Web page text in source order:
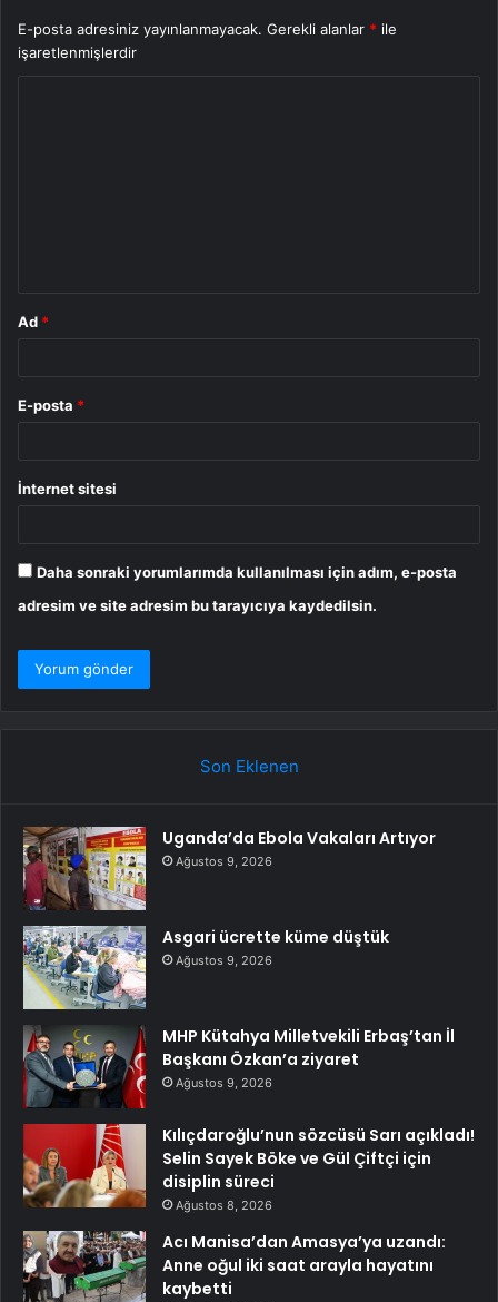
E-posta adresiniz yayınlanmayacak. Gerekli alanlar * ile
işaretlenmişlerdir
Ad *
E-posta *
İnternet sitesi
Daha sonraki yorumlarımda kullanılması için adım, e-posta
adresim ve site adresim bu tarayıcıya kaydedilsin.
Son Eklenen
Uganda’da Ebola Vakaları Artıyor
Ağustos 9, 2026
Asgari ücrette küme düştük
Ağustos 9, 2026
MHP Kütahya Milletvekili Erbaş’tan İl
Başkanı Özkan’a ziyaret
Ağustos 9, 2026
Kılıçdaroğlu’nun sözcüsü Sarı açıkladı!
Selin Sayek Böke ve Gül Çiftçi için
disiplin süreci
Ağustos 8, 2026
Acı Manisa’dan Amasya’ya uzandı:
Anne oğul iki saat arayla hayatını
kaybetti